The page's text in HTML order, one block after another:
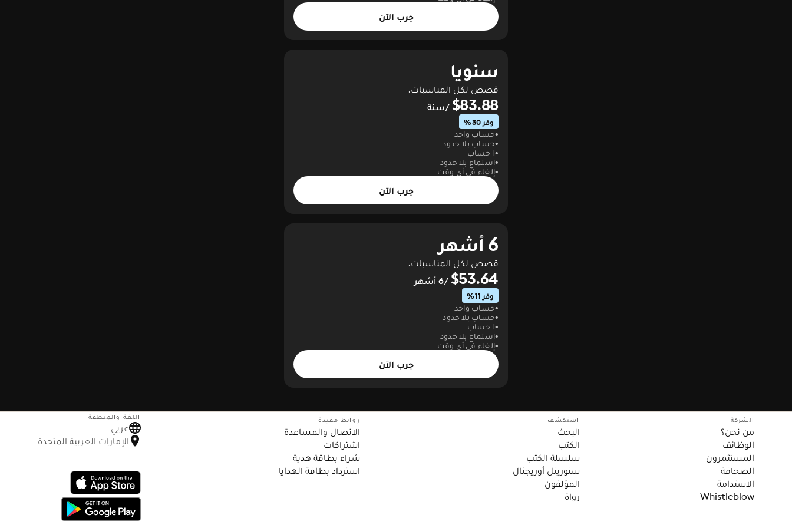
جرب الآن
سنويا
قصص لكل المناسبات.
$83.88 /سنة
وفر 30%
حساب واحد
حساب بلا حدود
1 حساب
استماع بلا حدود
إلغاء في أي وقت
جرب الآن
6 أشهر
قصص لكل المناسبات.
$53.64 /6 أشهر
وفر 11%
حساب واحد
حساب بلا حدود
1 حساب
استماع بلا حدود
إلغاء في أي وقت
جرب الآن
الشركة
من نحن؟
الوظائف
المستثمرون
الصحافة
الاستدامة
Whistleblow
استكشف
البحث
الكتب
سلسلة الكتب
ستوريتل أوريجنال
المؤلفون
رواة
روابط مفيدة
الاتصال والمساعدة
اشتراكات
شراء بطاقة هدية
استرداد بطاقة الهدايا
اللغة والمنطقة
عربي
الإمارات العربية المتحدة